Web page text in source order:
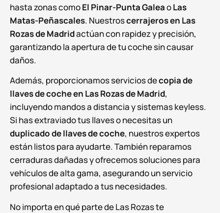
hasta zonas comoEl Pinar-Punta GaleaoLas
Matas-Peñascales. Nuestroscerrajeros en Las
Rozas de Madridactúan con rapidez y precisión,
garantizando la apertura de tu coche sin causar
daños.
Además, proporcionamos servicios decopia de
llaves de coche en Las Rozas de Madrid,
incluyendo mandos a distancia y sistemas keyless.
Si has extraviado tus llaves o necesitas un
duplicado de llaves de coche, nuestros expertos
están listos para ayudarte. También reparamos
cerraduras dañadas y ofrecemos soluciones para
vehículos de alta gama, asegurando un servicio
profesional adaptado a tus necesidades.
No importa en qué parte de Las Rozas te